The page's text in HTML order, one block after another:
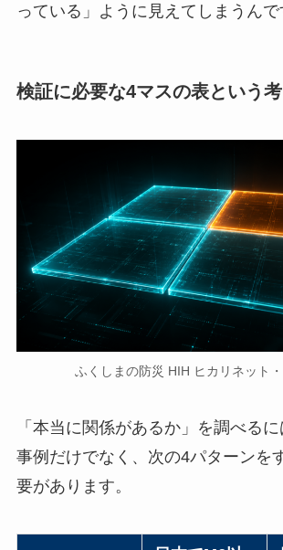
っている」ように見えてしまうんで
検証に必要な4マスの表という
ふくしまの防災 HIH ヒカリネット
「本当に関係があるか」を調べる
事例だけでなく、次の4パターンを
要があります。